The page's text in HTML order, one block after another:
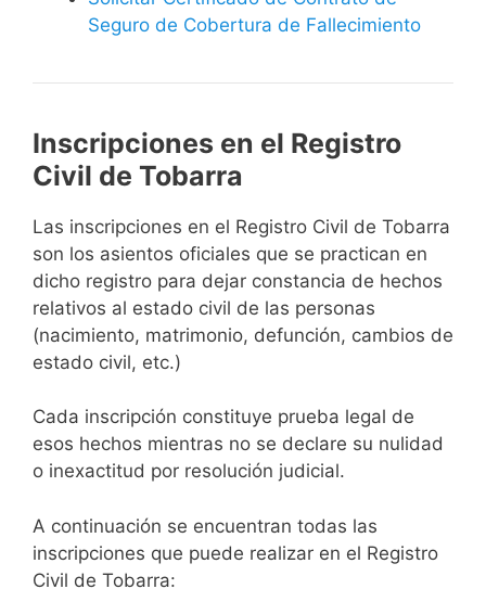
Seguro de Cobertura de Fallecimiento
Inscripciones en el Registro
Civil de Tobarra
Las inscripciones en el Registro Civil de Tobarra
son los asientos oficiales que se practican en
dicho registro para dejar constancia de hechos
relativos al estado civil de las personas
(nacimiento, matrimonio, defunción, cambios de
estado civil, etc.)
Cada inscripción constituye prueba legal de
esos hechos mientras no se declare su nulidad
o inexactitud por resolución judicial.
A continuación se encuentran todas las
inscripciones que puede realizar en el Registro
Civil de Tobarra: